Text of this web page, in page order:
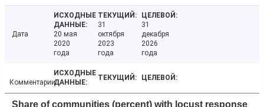
Дата
20 мая
2020
года
31
октября
2023
года
31
декабря
2026
года
Комментарии
Share of communities (percent) with locust response